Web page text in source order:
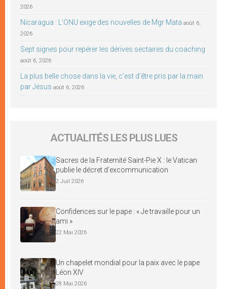
2026
Nicaragua : L’ONU exige des nouvelles de Mgr Mata août 6,
2026
Sept signes pour repérer les dérives sectaires du coaching
août 6, 2026
La plus belle chose dans la vie, c’est d’être pris par la main
par Jésus août 6, 2026
ACTUALITÉS LES PLUS LUES
Sacres de la Fraternité Saint-Pie X : le Vatican
publie le décret d’excommunication
2 Juil 2026
Confidences sur le pape : « Je travaille pour un
ami »
22 Mai 2026
Un chapelet mondial pour la paix avec le pape
Léon XIV
28 Mai 2026